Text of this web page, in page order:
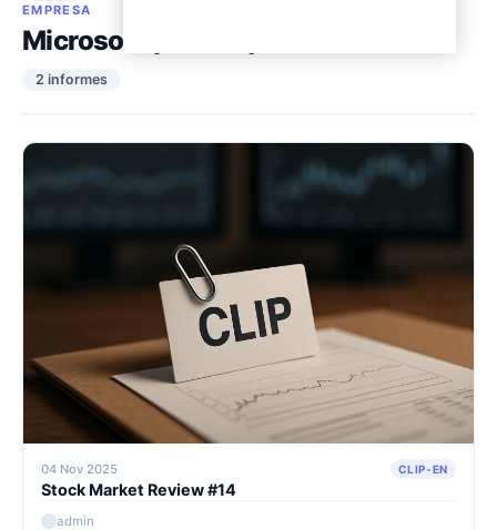
EMPRESA
Microsoft ($MSFT)
2 informes
04 Nov 2025 CLIP-EN
Stock Market Review #14
admin